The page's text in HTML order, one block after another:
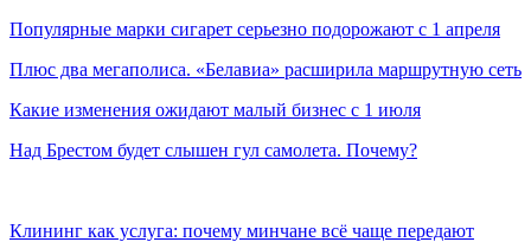
Популярные марки сигарет серьезно подорожают с 1 апреля
Плюс два мегаполиса. «Белавиа» расширила маршрутную сеть
Какие изменения ожидают малый бизнес с 1 июля
Над Брестом будет слышен гул самолета. Почему?
Клининг как услуга: почему минчане всё чаще передают